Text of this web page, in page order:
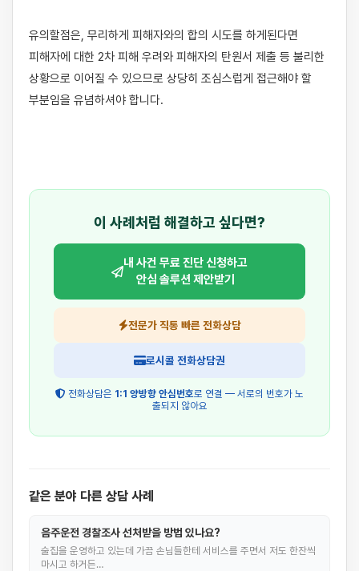
유의할점은, 무리하게 피해자와의 합의 시도를 하게된다면
피해자에 대한 2차 피해 우려와 피해자의 탄원서 제출 등 불리한
상황으로 이어질 수 있으므로 상당히 조심스럽게 접근해야 할
부분임을 유념하셔야 합니다.
이 사례처럼 해결하고 싶다면?
내 사건 무료 진단 신청하고
안심 솔루션 제안받기
전문가 직통 빠른 전화상담
로시콜 전화상담권
전화상담은 1:1 양방향 안심번호로 연결 — 서로의 번호가 노
출되지 않아요
같은 분야 다른 상담 사례
음주운전 경찰조사 선처받을 방법 있나요?
술집을 운영하고 있는데 가끔 손님들한테 서비스를 주면서 저도 한잔씩
마시고 하거든…